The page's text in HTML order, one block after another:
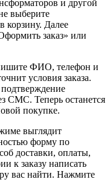
и другой
выберите
корзину. Далее
заказ» или
ФИО, телефон и
условия заказа.
подтверждение
СМС. Теперь останется
покупке.
выглядит
форму по
доставки, оплаты,
к заказу написать
вас найти. Нажмите